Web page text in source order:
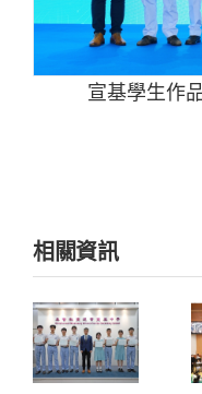
宣基學生作
相關資訊